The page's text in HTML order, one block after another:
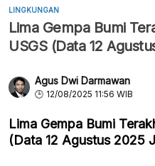
LINGKUNGAN
Lima Gempa Bumi
USGS (Data 12
Agus Dwi Darmawan
12/08/2025 11:56 WIB
Lima Gempa Bumi
(Data 12 Agustus 2025